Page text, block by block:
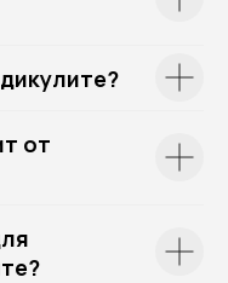
от